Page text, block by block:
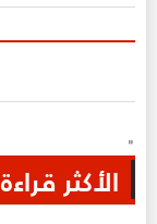
"
الأكثر قراءة